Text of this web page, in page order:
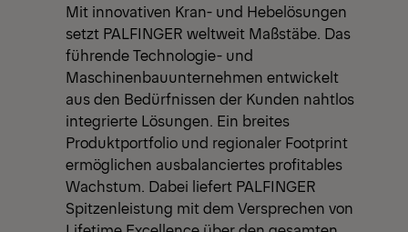
Mit innovativen Kran- und Hebelösungen
setzt PALFINGER weltweit Maßstäbe. Das
führende Technologie- und
Maschinenbauunternehmen entwickelt
aus den Bedürfnissen der Kunden nahtlos
integrierte Lösungen. Ein breites
Produktportfolio und regionaler Footprint
ermöglichen ausbalanciertes profitables
Wachstum. Dabei liefert PALFINGER
Spitzenleistung mit dem Versprechen von